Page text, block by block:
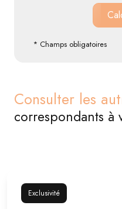
* Champs obligatoires
Consulter les
correspondants à
Exclusivité